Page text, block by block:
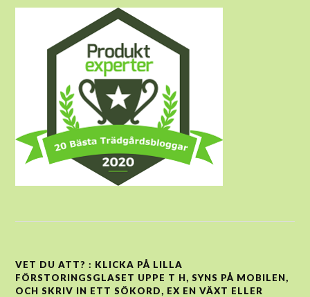
VET DU ATT? : KLICKA PÅ LILLA
FÖRSTORINGSGLASET UPPE T H, SYNS PÅ MOBILEN,
OCH SKRIV IN ETT SÖKORD, EX EN VÄXT ELLER